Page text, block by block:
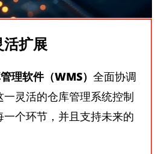
扩展
理软件（WMS） 全面协调
灵活的仓库管理系统控制
个环节，并且支持未来的